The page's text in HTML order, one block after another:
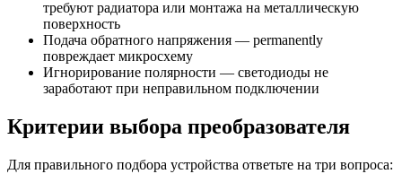
требуют радиатора или монтажа на металлическую
поверхность
Подача обратного напряжения — permanently
повреждает микросхему
Игнорирование полярности — светодиоды не
заработают при неправильном подключении
Критерии выбора преобразователя
Для правильного подбора устройства ответьте на три вопроса: